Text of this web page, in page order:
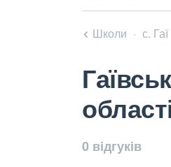
Школи с. Гаї
0 відгуків